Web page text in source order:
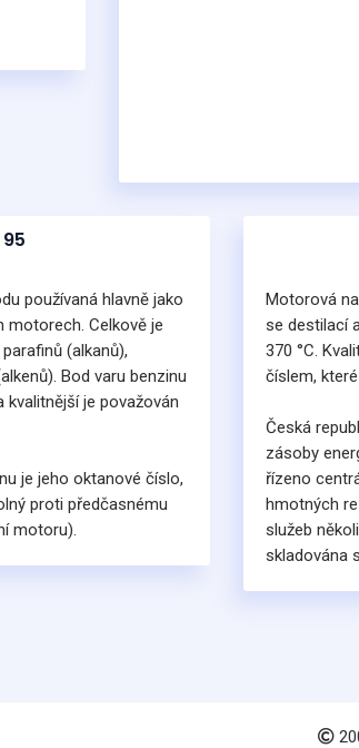
používaná hlavně jako
motorech. Celkově je
(alkanů),
Bod varu benzinu
kvalitnější je považován
je jeho oktanové číslo,
proti předčasnému
motoru).
Motorová
se destilací
370 °C.
číslem,
Česká
zásoby
řízeno
hmotných
služeb
skladována